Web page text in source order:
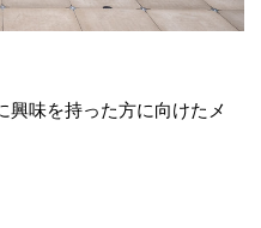
興味を持った方に向けたメ